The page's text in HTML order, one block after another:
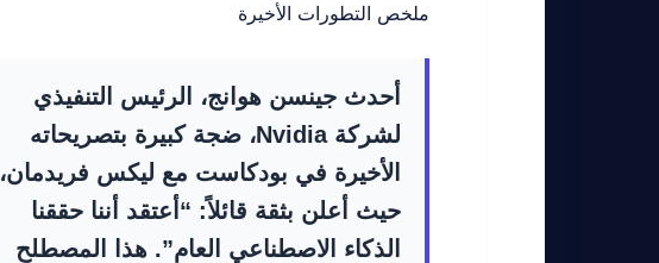
ملخص التطورات الأخيرة
أحدث جينسن هوانج، الرئيس التنفيذي
لشركة Nvidia، ضجة كبيرة بتصريحاته
الأخيرة في بودكاست مع ليكس فريدمان،
حيث أعلن بثقة قائلاً: “أعتقد أننا حققنا
الذكاء الاصطناعي العام”. هذا المصطلح